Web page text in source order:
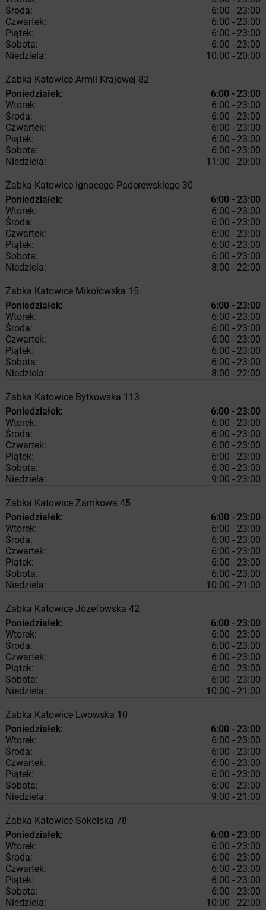
Środa:
6:00 - 23:00
Czwartek:
6:00 - 23:00
Piątek:
6:00 - 23:00
Sobota:
6:00 - 23:00
Niedziela:
10:00 - 20:00
Żabka Katowice Armii Krajowej 82
Poniedziałek:
6:00 - 23:00
Wtorek:
6:00 - 23:00
Środa:
6:00 - 23:00
Czwartek:
6:00 - 23:00
Piątek:
6:00 - 23:00
Sobota:
6:00 - 23:00
Niedziela:
11:00 - 20:00
Żabka Katowice Ignacego Paderewskiego 30
Poniedziałek:
6:00 - 23:00
Wtorek:
6:00 - 23:00
Środa:
6:00 - 23:00
Czwartek:
6:00 - 23:00
Piątek:
6:00 - 23:00
Sobota:
6:00 - 23:00
Niedziela:
8:00 - 22:00
Żabka Katowice Mikołowska 15
Poniedziałek:
6:00 - 23:00
Wtorek:
6:00 - 23:00
Środa:
6:00 - 23:00
Czwartek:
6:00 - 23:00
Piątek:
6:00 - 23:00
Sobota:
6:00 - 23:00
Niedziela:
8:00 - 22:00
Żabka Katowice Bytkowska 113
Poniedziałek:
6:00 - 23:00
Wtorek:
6:00 - 23:00
Środa:
6:00 - 23:00
Czwartek:
6:00 - 23:00
Piątek:
6:00 - 23:00
Sobota:
6:00 - 23:00
Niedziela:
9:00 - 23:00
Żabka Katowice Zamkowa 45
Poniedziałek:
6:00 - 23:00
Wtorek:
6:00 - 23:00
Środa:
6:00 - 23:00
Czwartek:
6:00 - 23:00
Piątek:
6:00 - 23:00
Sobota:
6:00 - 23:00
Niedziela:
10:00 - 21:00
Żabka Katowice Józefowska 42
Poniedziałek:
6:00 - 23:00
Wtorek:
6:00 - 23:00
Środa:
6:00 - 23:00
Czwartek:
6:00 - 23:00
Piątek:
6:00 - 23:00
Sobota:
6:00 - 23:00
Niedziela:
10:00 - 21:00
Żabka Katowice Lwowska 10
Poniedziałek:
6:00 - 23:00
Wtorek:
6:00 - 23:00
Środa:
6:00 - 23:00
Czwartek:
6:00 - 23:00
Piątek:
6:00 - 23:00
Sobota:
6:00 - 23:00
Niedziela:
9:00 - 21:00
Żabka Katowice Sokolska 78
Poniedziałek:
6:00 - 23:00
Wtorek:
6:00 - 23:00
Środa:
6:00 - 23:00
Czwartek:
6:00 - 23:00
Piątek:
6:00 - 23:00
Sobota:
6:00 - 23:00
Niedziela:
10:00 - 22:00